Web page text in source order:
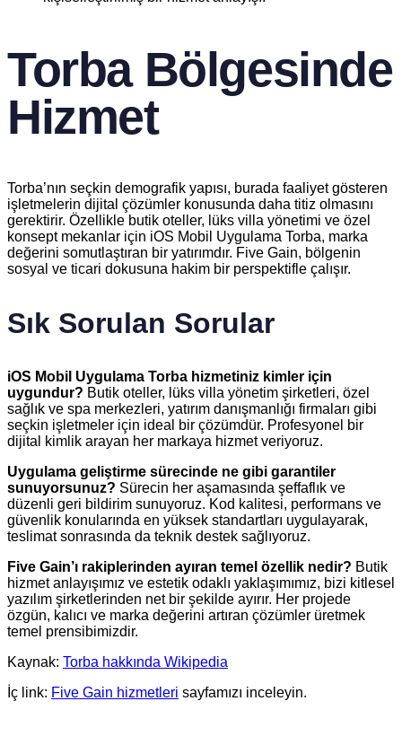
Torba Bölgesinde
Hizmet
Torba’nın seçkin demografik yapısı, burada faaliyet gösteren
işletmelerin dijital çözümler konusunda daha titiz olmasını
gerektirir. Özellikle butik oteller, lüks villa yönetimi ve özel
konsept mekanlar için iOS Mobil Uygulama Torba, marka
değerini somutlaştıran bir yatırımdır. Five Gain, bölgenin
sosyal ve ticari dokusuna hakim bir perspektifle çalışır.
Sık Sorulan Sorular
iOS Mobil Uygulama Torba hizmetiniz kimler için
uygundur? Butik oteller, lüks villa yönetim şirketleri, özel
sağlık ve spa merkezleri, yatırım danışmanlığı firmaları gibi
seçkin işletmeler için ideal bir çözümdür. Profesyonel bir
dijital kimlik arayan her markaya hizmet veriyoruz.
Uygulama geliştirme sürecinde ne gibi garantiler
sunuyorsunuz? Sürecin her aşamasında şeffaflık ve
düzenli geri bildirim sunuyoruz. Kod kalitesi, performans ve
güvenlik konularında en yüksek standartları uygulayarak,
teslimat sonrasında da teknik destek sağlıyoruz.
Five Gain’ı rakiplerinden ayıran temel özellik nedir? Butik
hizmet anlayışımız ve estetik odaklı yaklaşımımız, bizi kitlesel
yazılım şirketlerinden net bir şekilde ayırır. Her projede
özgün, kalıcı ve marka değerini artıran çözümler üretmek
temel prensibimizdir.
Kaynak: Torba hakkında Wikipedia
İç link: Five Gain hizmetleri sayfamızı inceleyin.